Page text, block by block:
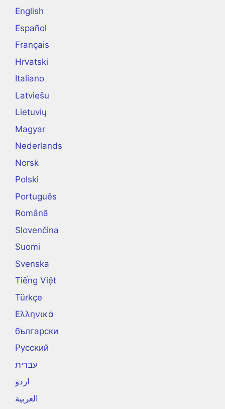
English
Español
Français
Hrvatski
Italiano
Latviešu
Lietuvių
Magyar
Nederlands
Norsk
Polski
Português
Română
Slovenčina
Suomi
Svenska
Tiếng Việt
Türkçe
Ελληνικά
български
Русский
עברית
اردو
العربية